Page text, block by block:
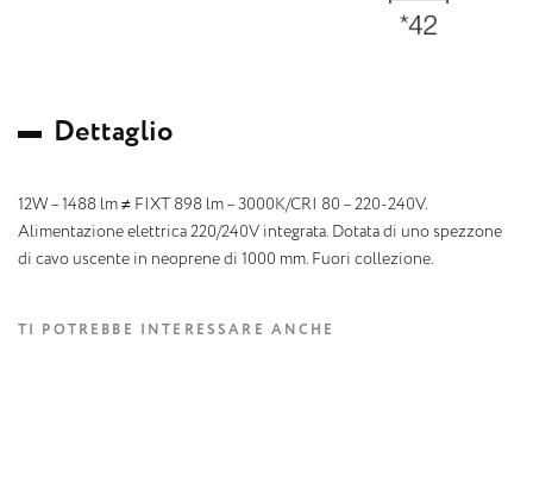
Dettaglio
12W – 1488 lm ≠ FIXT 898 lm – 3000K/CRI 80 – 220-240V.
Alimentazione elettrica 220/240V integrata. Dotata di uno spezzone
di cavo uscente in neoprene di 1000 mm. Fuori collezione.
TI POTREBBE INTERESSARE ANCHE